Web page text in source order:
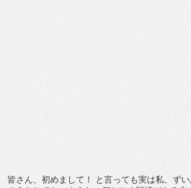
皆さん、初めまして！ と言っても実は私、ず